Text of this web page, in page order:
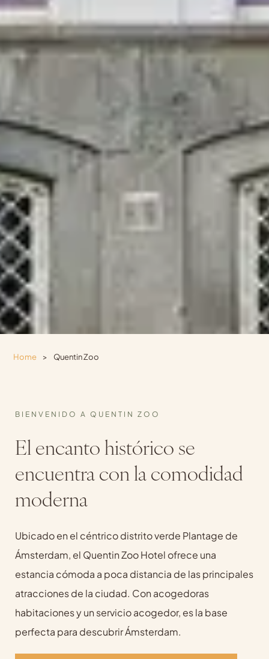
Home > Quentin Zoo
El encanto histórico se
encuentra con la comodidad
moderna
BIENVENIDO A QUENTIN ZOO
Ubicado en el céntrico distrito verde Plantage de
Ámsterdam, el Quentin Zoo Hotel ofrece una
estancia cómoda a poca distancia de las principales
atracciones de la ciudad. Con acogedoras
habitaciones y un servicio acogedor, es la base
perfecta para descubrir Ámsterdam.